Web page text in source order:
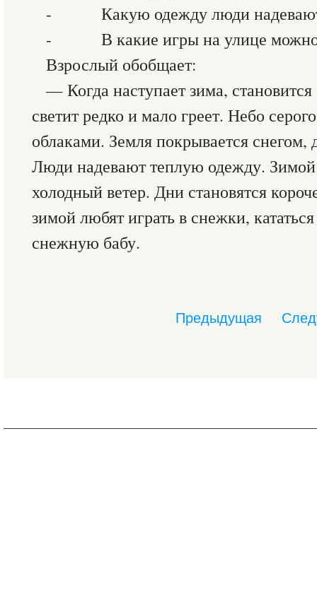
- Какую одежду люди надевают
- В какие игры на улице можно
Взрослый обобщает:
— Когда наступает зима,
светит редко и мало греет. Небо
облаками. Земля покрывается снегом,
Люди надевают теплую одежду.
холодный ветер. Дни становятся
зимой любят играть в снежки,
снежную бабу.
Предыдущая